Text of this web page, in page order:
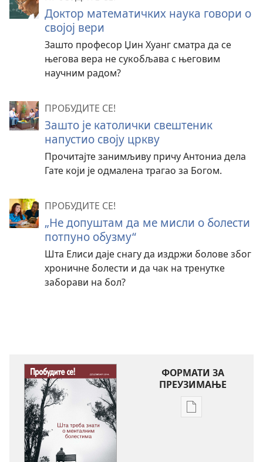
Доктор математичких наука говори о
својој вери
Зашто професор Џин Хуанг сматра да се
његова вера не сукобљава с његовим
научним радом?
ПРОБУДИТЕ СЕ!
Зашто је католички свештеник
напустио своју цркву
Прочитајте занимљиву причу Антониа дела
Гате који је одмалена трагао за Богом.
ПРОБУДИТЕ СЕ!
„Не допуштам да ме мисли о болести
потпуно обузму“
Шта Елиси даје снагу да издржи болове због
хроничне болести и да чак на тренутке
заборави на бол?
ФОРМАТИ ЗА
ПРЕУЗИМАЊЕ
Формати